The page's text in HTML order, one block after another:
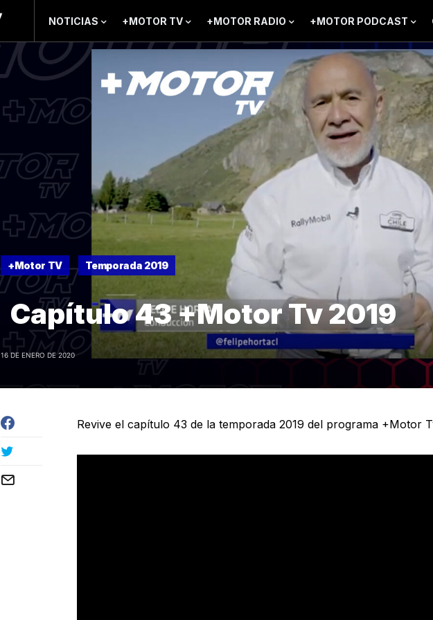
NOTICIAS +MOTOR TV +MOTOR RADIO +MOTOR PODCAST
+Motor TV Temporada 2019
Capítulo 43 +Motor Tv 2019
16 DE ENERO DE 2020
Revive el capítulo 43 de la temporada 2019 del programa +Motor